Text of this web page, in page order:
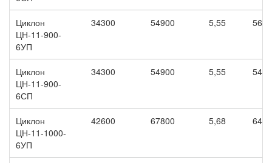
Циклон
ЦН-11-900-
6УП
34300 54900 5,55 5660
Циклон
ЦН-11-900-
6СП
34300 54900 5,55 5430
Циклон
ЦН-11-1000-
6УП
42600 67800 5,68 6400